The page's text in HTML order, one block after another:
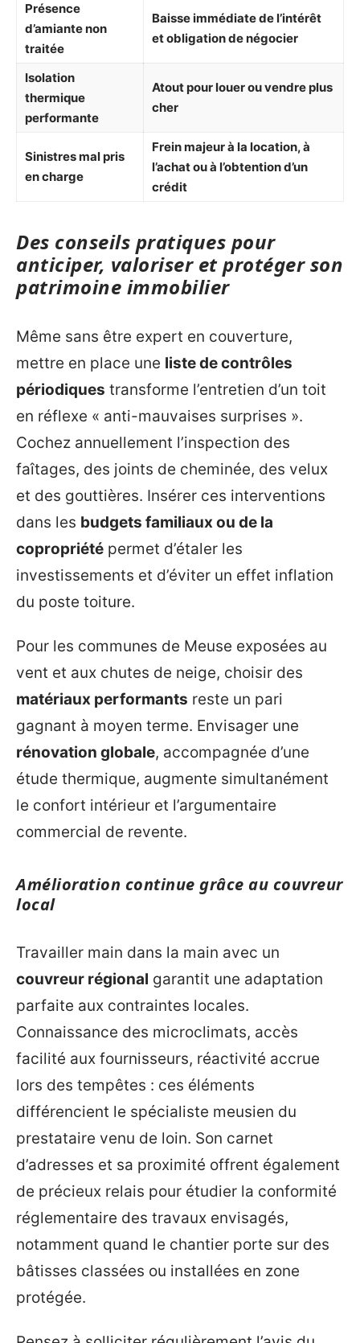
Présence
d’amiante non
traitée
Baisse immédiate de l’intérêt
et obligation de négocier
Isolation
thermique
performante
Atout pour louer ou vendre plus
cher
Sinistres mal pris
en charge
Frein majeur à la location, à
l’achat ou à l’obtention d’un
crédit
Des conseils pratiques pour
anticiper, valoriser et protéger son
patrimoine immobilier
Même sans être expert en couverture,
mettre en place une liste de contrôles
périodiques transforme l’entretien d’un toit
en réflexe « anti-mauvaises surprises ».
Cochez annuellement l’inspection des
faîtages, des joints de cheminée, des velux
et des gouttières. Insérer ces interventions
dans les budgets familiaux ou de la
copropriété permet d’étaler les
investissements et d’éviter un effet inflation
du poste toiture.
Pour les communes de Meuse exposées au
vent et aux chutes de neige, choisir des
matériaux performants reste un pari
gagnant à moyen terme. Envisager une
rénovation globale, accompagnée d’une
étude thermique, augmente simultanément
le confort intérieur et l’argumentaire
commercial de revente.
Amélioration continue grâce au couvreur
local
Travailler main dans la main avec un
couvreur régional garantit une adaptation
parfaite aux contraintes locales.
Connaissance des microclimats, accès
facilité aux fournisseurs, réactivité accrue
lors des tempêtes : ces éléments
différencient le spécialiste meusien du
prestataire venu de loin. Son carnet
d’adresses et sa proximité offrent également
de précieux relais pour étudier la conformité
réglementaire des travaux envisagés,
notamment quand le chantier porte sur des
bâtisses classées ou installées en zone
protégée.